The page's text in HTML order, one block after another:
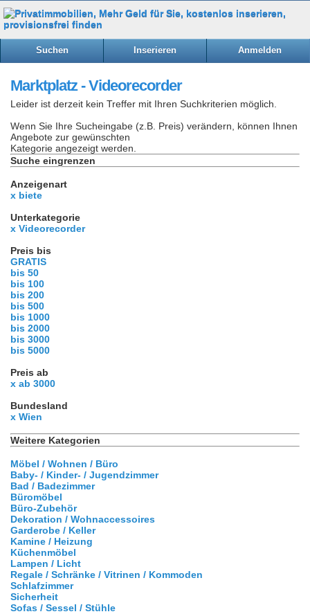
Suchen Inserieren Anmelden
Marktplatz - Videorecorder
Leider ist derzeit kein Treffer mit Ihren Suchkriterien möglich.
Wenn Sie Ihre Sucheingabe (z.B. Preis) verändern, können Ihnen
Angebote zur gewünschten
Kategorie angezeigt werden.
Suche eingrenzen
Anzeigenart
x biete
Unterkategorie
x Videorecorder
Preis bis
GRATIS
bis 50
bis 100
bis 200
bis 500
bis 1000
bis 2000
bis 3000
bis 5000
Preis ab
x ab 3000
Bundesland
x Wien
Weitere Kategorien
Möbel / Wohnen / Büro
Baby- / Kinder- / Jugendzimmer
Bad / Badezimmer
Büromöbel
Büro-Zubehör
Dekoration / Wohnaccessoires
Garderobe / Keller
Kamine / Heizung
Küchenmöbel
Lampen / Licht
Regale / Schränke / Vitrinen / Kommoden
Schlafzimmer
Sicherheit
Sofas / Sessel / Stühle